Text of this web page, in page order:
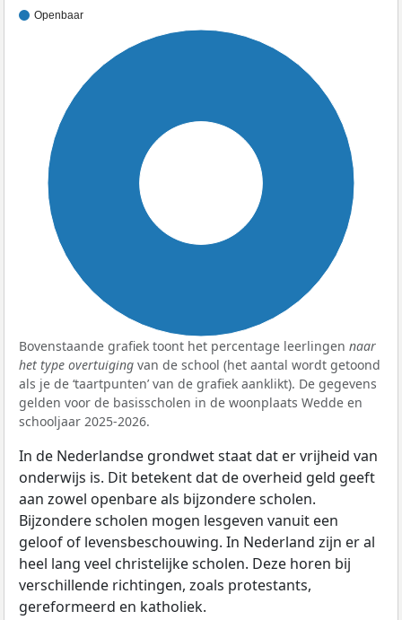
Openbaar
Bovenstaande grafiek toont het percentage leerlingen naar
het type overtuiging van de school (het aantal wordt getoond
als je de ‘taartpunten’ van de grafiek aanklikt). De gegevens
gelden voor de basisscholen in de woonplaats Wedde en
schooljaar 2025-2026.
In de Nederlandse grondwet staat dat er vrijheid van
onderwijs is. Dit betekent dat de overheid geld geeft
aan zowel openbare als bijzondere scholen.
Bijzondere scholen mogen lesgeven vanuit een
geloof of levensbeschouwing. In Nederland zijn er al
heel lang veel christelijke scholen. Deze horen bij
verschillende richtingen, zoals protestants,
gereformeerd en katholiek.